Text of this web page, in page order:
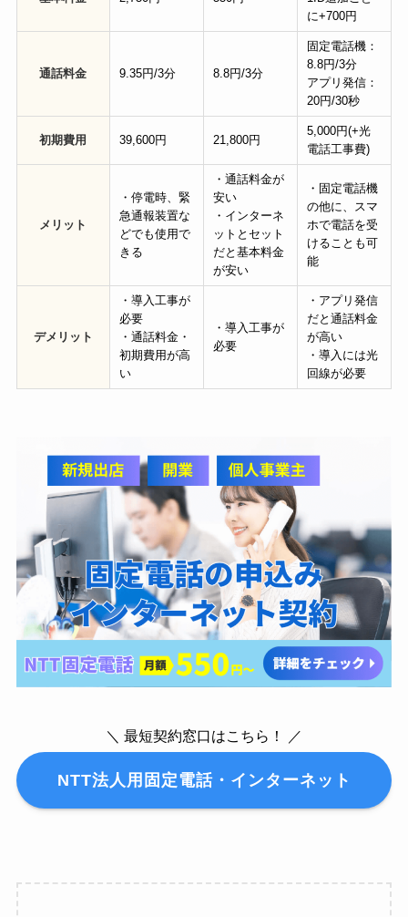
に+700円
通話料金 9.35円/3分 8.8円/3分
固定電話機：
8.8円/3分
アプリ発信：
20円/30秒
初期費用 39,600円 21,800円
5,000円(+光
電話工事費)
メリット
・停電時、緊
急通報装置な
どでも使用で
きる
・通話料金が
安い
・インターネ
ットとセット
だと基本料金
が安い
・固定電話機
の他に、スマ
ホで電話を受
けることも可
能
デメリット
・導入工事が
必要
・通話料金・
初期費用が高
い
・導入工事が
必要
・アプリ発信
だと通話料金
が高い
・導入には光
回線が必要
＼ 最短契約窓口はこちら！ ／
NTT法人用固定電話・インターネット